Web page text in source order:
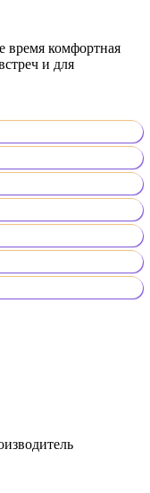
время комфортная
и для